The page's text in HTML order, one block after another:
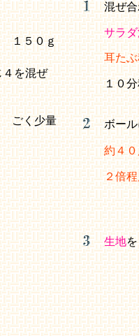
１５０ｇ
を混ぜ
ごく少量
混ぜ
サラ
耳た
１０
ボー
約４
２倍
生地を